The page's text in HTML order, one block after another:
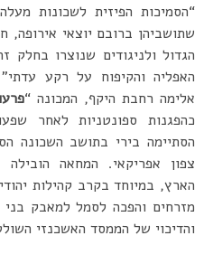
“הסמיכות הפיזית לשכונות
שתושביהן ברובם יוצאי
הגדול ולניגודים שנוצרו
האפליה והקיפוח על רקע
אלימה רחבת היקף, המכונה “
כהפגנות ספונטניות לאחר
הסתיימה בירי בתושב השכונה
צפון אפריקאי. המחאה
הארץ, במיוחד בקרב קהילות
מזרחים והפכה לסמל למאבק
והדיכוי של הממסד האשכנזי